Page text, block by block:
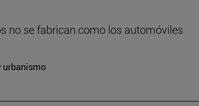
no se fabrican como los automóviles
urbanismo